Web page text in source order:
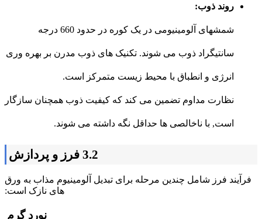
روند ذوب:
شمشهای آلومینیومی در یک کوره در حدود 660 درجه
سانتیگراد ذوب می شوند. تکنیک های ذوب مدرن بر بهره وری
انرژی و انطباق با محیط زیست متمرکز است.
نظارت مداوم تضمین می کند که کیفیت ذوب همچنان سازگار
است, با ناخالصی ها حداقل نگه داشته می شوند.
3.2 فرز و پردازش
فرآیند فرز شامل چندین مرحله برای تبدیل آلومینیوم مذاب به ورق
های نازک است:
نورد گرم